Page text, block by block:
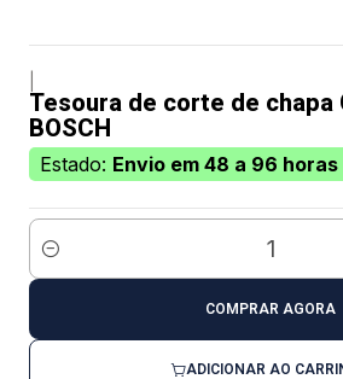
Tesoura de corte de chapa
BOSCH
Estado: Envio em 48 a 96
Quantidade
ADICIONAR AO
COMPRAR AGORA